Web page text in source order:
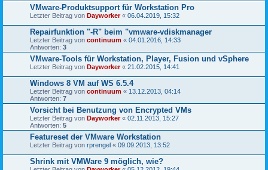
VMware-Produktsupport für Workstation Pro
Letzter Beitrag von Dayworker« 06.04.2019, 15:32
Repairfunktion "-R" beim "vmware-vdiskmanager
Letzter Beitrag von continuum « 04.01.2016, 14:33
Antworten: 3
VMware-Tools für Workstation, Player, Fusion und vSphere
Letzter Beitrag von Dayworker« 21.02.2015, 14:41
Windows 8 VM auf WS 6.5.4
Letzter Beitrag von continuum « 13.12.2013, 04:14
Antworten: 7
Vorsicht bei Benutzung von Encrypted VMs
Letzter Beitrag von Dayworker« 02.11.2013, 15:27
Antworten: 5
Featureset der VMware Workstation
Letzter Beitrag von rprengel « 09.09.2013, 13:52
Shrink mit VMWare 9 möglich, wie?